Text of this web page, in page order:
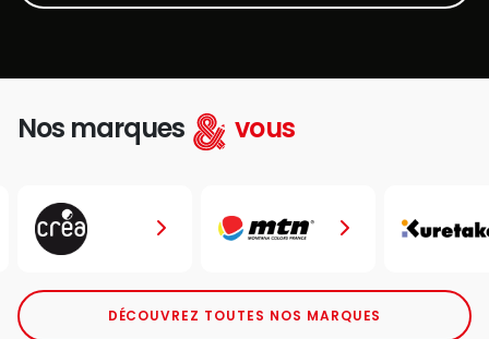
Nos marques vous
DÉCOUVREZ TOUTES NOS MARQUES